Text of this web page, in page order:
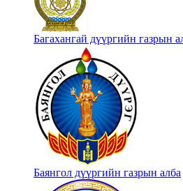
Багахангай дүүргийн газрын
Баянгол дүүргийн газрын алба